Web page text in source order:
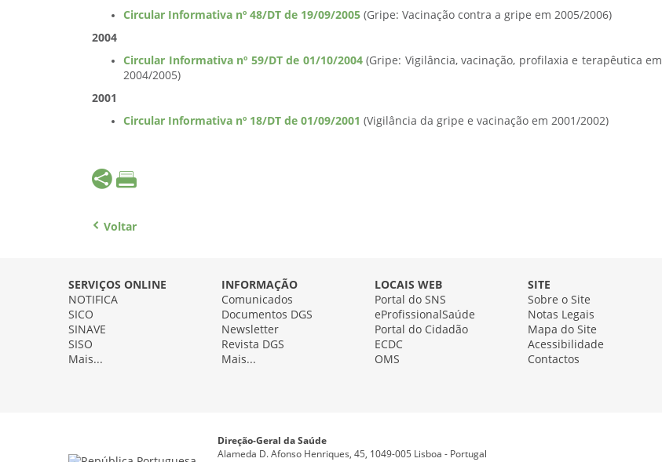
Circular Informativa nº 48/DT de 19/09/2005 (Gripe: Vacinação contra a gripe em 2005/2006)
2004
Circular Informativa nº 59/DT de 01/10/2004(Gripe: Vigilância, vacinação, profilaxia e terapêutica em
2004/2005)
2001
Circular Informativa nº 18/DT de 01/09/2001 (Vigilância da gripe e vacinação em 2001/2002)
Voltar
SERVIÇOS ONLINE
NOTIFICA
SICO
SINAVE
SISO
Mais...
INFORMAÇÃO
Comunicados
Documentos DGS
Newsletter
Revista DGS
Mais...
LOCAIS WEB
Portal do SNS
eProfissionalSaúde
Portal do Cidadão
ECDC
OMS
SITE
Sobre o Site
Notas Legais
Mapa do Site
Acessibilidade
Contactos
Direção-Geral da Saúde
Alameda D. Afonso Henriques, 45, 1049-005 Lisboa - Portugal